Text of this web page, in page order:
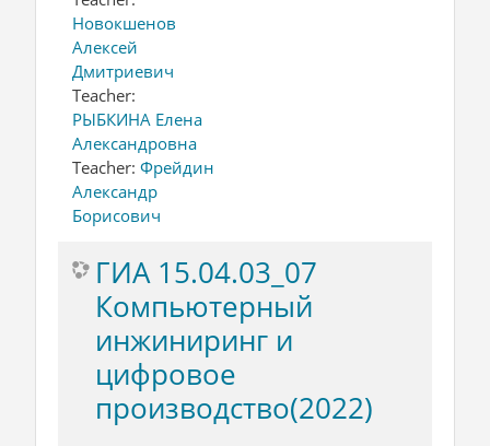
Новокшенов
Алексей
Дмитриевич
Teacher:
РЫБКИНА Елена
Александровна
Teacher: Фрейдин
Александр
Борисович
ГИА 15.04.03_07
Компьютерный
инжиниринг и
цифровое
производство(2022)